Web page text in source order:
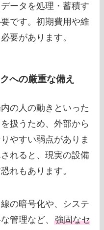
ータを処理・蓄積す
です。初期費用や維
要があります。
への厳重な備え
の人の動きといった
扱うため、外部から
やすい弱点がありま
れると、現実の設備
れもあります。
の暗号化や、システ
管理など、強固なセ